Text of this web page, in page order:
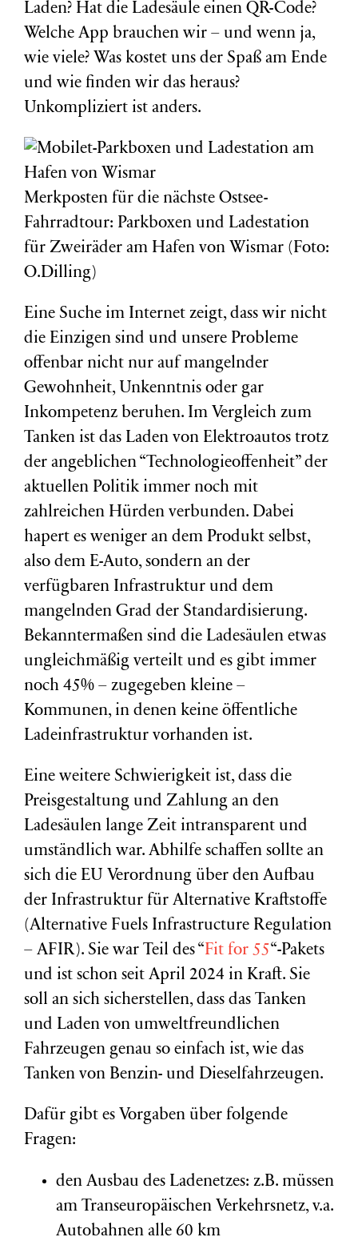
Laden? Hat die Ladesäule einen QR-Code?
Welche App brauchen wir – und wenn ja,
wie viele? Was kostet uns der Spaß am Ende
und wie finden wir das heraus?
Unkompliziert ist anders.
Merkposten für die nächste Ostsee-
Fahrradtour: Parkboxen und Ladestation
für Zweiräder am Hafen von Wismar (Foto:
O.Dilling)
Eine Suche im Internet zeigt, dass wir nicht
die Einzigen sind und unsere Probleme
offenbar nicht nur auf mangelnder
Gewohnheit, Unkenntnis oder gar
Inkompetenz beruhen. Im Vergleich zum
Tanken ist das Laden von Elektroautos trotz
der angeblichen “Technologieoffenheit” der
aktuellen Politik immer noch mit
zahlreichen Hürden verbunden. Dabei
hapert es weniger an dem Produkt selbst,
also dem E-Auto, sondern an der
verfügbaren Infrastruktur und dem
mangelnden Grad der Standardisierung.
Bekanntermaßen sind die Ladesäulen etwas
ungleichmäßig verteilt und es gibt immer
noch 45% – zugegeben kleine –
Kommunen, in denen keine öffentliche
Ladeinfrastruktur vorhanden ist.
Eine weitere Schwierigkeit ist, dass die
Preisgestaltung und Zahlung an den
Ladesäulen lange Zeit intransparent und
umständlich war. Abhilfe schaffen sollte an
sich die EU Verordnung über den Aufbau
der Infrastruktur für Alternative Kraftstoffe
(Alternative Fuels Infrastructure Regulation
– AFIR). Sie war Teil des “Fit for 55“-Pakets
und ist schon seit April 2024 in Kraft. Sie
soll an sich sicherstellen, dass das Tanken
und Laden von umweltfreundlichen
Fahrzeugen genau so einfach ist, wie das
Tanken von Benzin- und Dieselfahrzeugen.
Dafür gibt es Vorgaben über folgende
Fragen:
den Ausbau des Ladenetzes: z.B. müssen
am Transeuropäischen Verkehrsnetz, v.a.
Autobahnen alle 60 km